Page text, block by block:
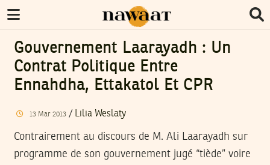
Gouvernement Laarayadh : Un
Contrat Politique Entre
Ennahdha, Ettakatol Et CPR
13 Mar 2013/ Lilia Weslaty
Contrairement au discours de M. Ali Laarayadh sur
programme de son gouvernement jugé “tiède” voire